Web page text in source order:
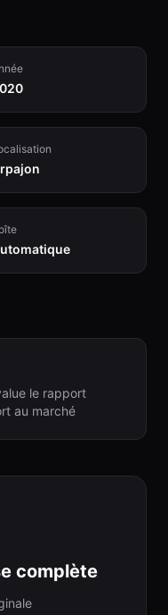
le rapport
au marché
complète